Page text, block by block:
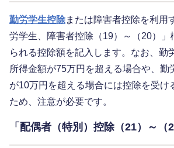
勤労学生控除または障害者控除を利用
労学生、障害者控除（19）～（20）」
られる控除額を記入します。なお、勤
所得金額が75万円を超える場合や、勤
が10万円を超える場合には控除を受け
ため、注意が必要です。
「配偶者（特別）控除（21）～（